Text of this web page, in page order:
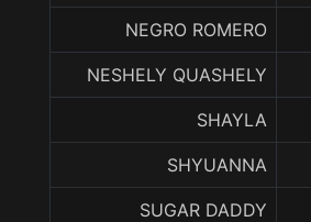
NEGRO ROMERO
NESHELY QUASHELY
SHAYLA
SHYUANNA
SUGAR DADDY